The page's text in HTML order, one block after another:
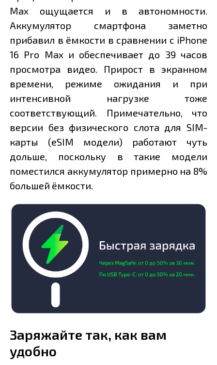
Max ощущается и в автономности.
Аккумулятор смартфона заметно
прибавил в ёмкости в сравнении с iPhone
16 Pro Max и обеспечивает до 39 часов
просмотра видео. Прирост в экранном
времени, режиме ожидания и при
интенсивной нагрузке тоже
соответствующий. Примечательно, что
версии без физического слота для SIM-
карты (eSIM модели) работают чуть
дольше, поскольку в такие модели
поместился аккумулятор примерно на 8%
большей ёмкости.
Заряжайте так, как вам
удобно